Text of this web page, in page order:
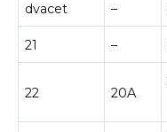
dvacet –
21 –
22 20A